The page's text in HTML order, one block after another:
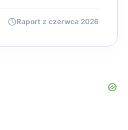
Raport z czerwca 2026